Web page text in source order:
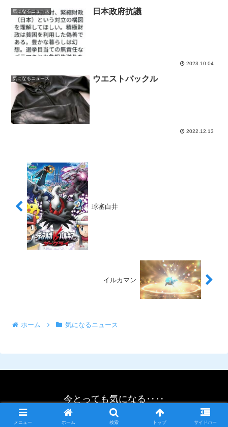
気になるニュース 日本政府抗議
2023.10.04
気になるニュース ウエストバックル
2022.12.13
球審白井
イルカマン
ホーム 気になるニュース
今とっても気になる‥‥
© 2021 今とっても気になる‥‥.
メニュー ホーム 検索 トップ サイドバー